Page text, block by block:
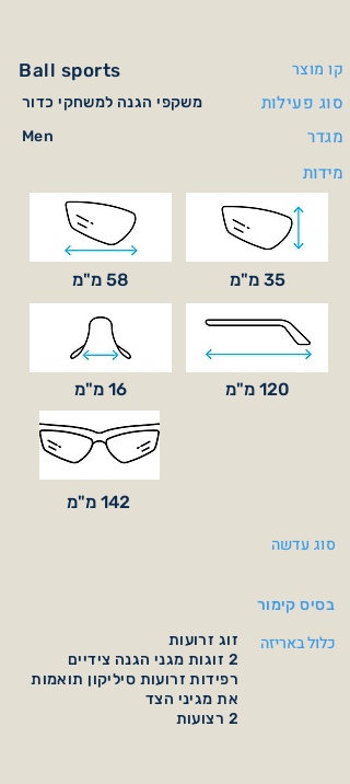
Ball sports קו מוצר
משקפי הגנה למשחקי כדור סוג פעילות
Men
מגדר
מידות
58 מ"מ 35 מ"מ
16 מ"מ 120 מ"מ
142 מ"מ
סוג עדשה
בסיס קימור
זוג זרועות
2 זוגות מגני הגנה צידיים
רפידות זרועות סיליקון תואמות
את מגיני הצד
2 רצועות
כלול באריזה